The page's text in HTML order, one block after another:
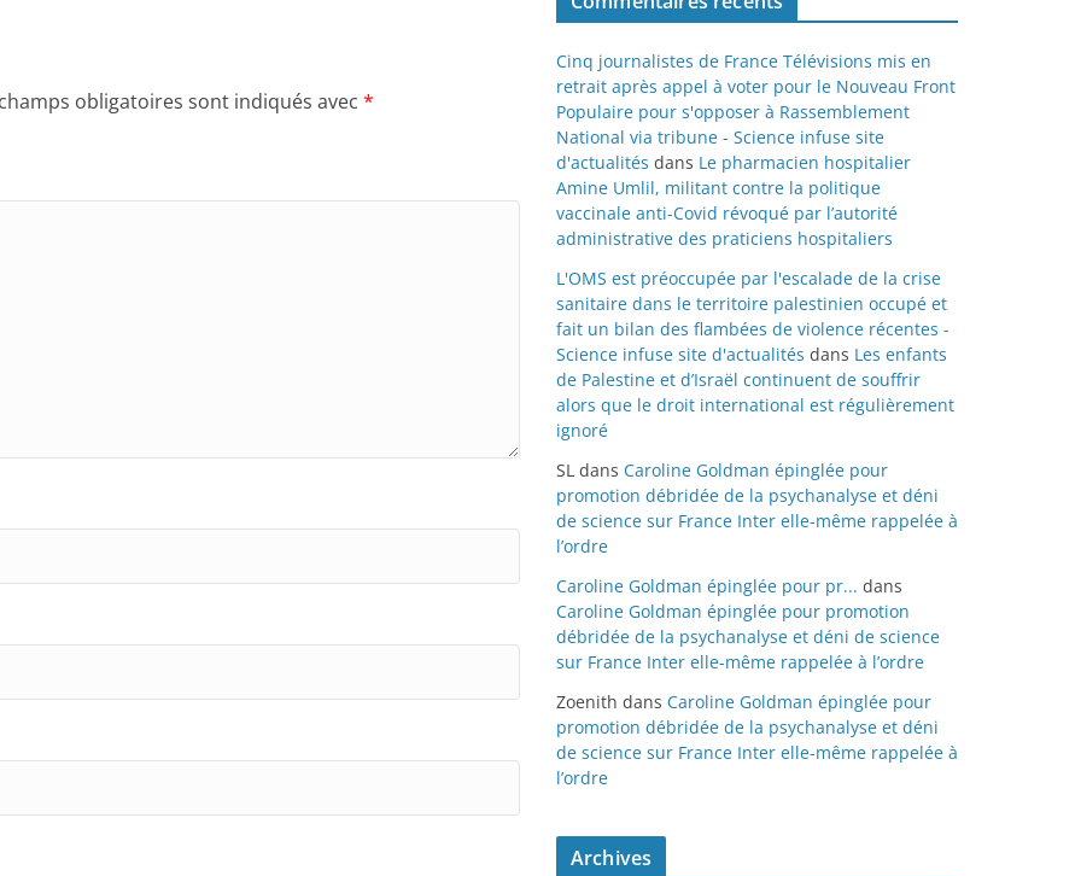
obligatoires sont indiqués avec *
Cinq journalistes de France Télévisions mis en
retrait après appel à voter pour le Nouveau Front
Populaire pour s'opposer à Rassemblement
National via tribune - Science infuse site
d'actualités dans Le pharmacien hospitalier
Amine Umlil, militant contre la politique
vaccinale anti-Covid révoqué par l’autorité
administrative des praticiens hospitaliers
L'OMS est préoccupée par l'escalade de la crise
sanitaire dans le territoire palestinien occupé et
fait un bilan des flambées de violence récentes -
Science infuse site d'actualités dans Les enfants
de Palestine et d’Israël continuent de souffrir
alors que le droit international est régulièrement
ignoré
SL dans Caroline Goldman épinglée pour
promotion débridée de la psychanalyse et déni
de science sur France Inter elle-même rappelée à
l’ordre
Caroline Goldman épinglée pour pr... dans
Caroline Goldman épinglée pour promotion
débridée de la psychanalyse et déni de science
sur France Inter elle-même rappelée à l’ordre
Zoenith dans Caroline Goldman épinglée pour
promotion débridée de la psychanalyse et déni
de science sur France Inter elle-même rappelée à
l’ordre
Archives